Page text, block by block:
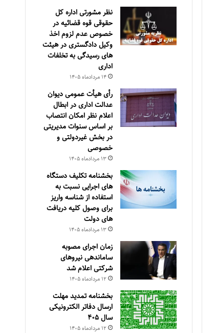
نظر مشورتی اداره کل
حقوقی قوه قضائیه در
خصوص عدم لزوم اخذ
وکیل دادگستری در هیئت
های رسیدگی به تخلفات
اداری
۱۴ مرداد‌ماه ۱۴۰۵
رأی هیأت عمومی دیوان
عدالت اداری در ابطال
اعلام نظر امکان انتصاب
بر اساس سنوات مدیریتی
در بخش غیردولتی و
خصوصی
۱۳ مرداد‌ماه ۱۴۰۵
بخشنامه تکلیف دستگاه
های اجرایی نسبت به
استفاده از شناسه واریز
برای وصول کلیه دریافت
های دولت
۱۳ مرداد‌ماه ۱۴۰۵
زمان اجرای مصوبه
ساماندهی نیروهای
شرکتی اعلام شد
۱۲ مرداد‌ماه ۱۴۰۵
بخشنامه تمدید مهلت
ارسال دفاتر الکترونیکی
سال ۴۰۵
۱۲ مرداد‌ماه ۱۴۰۵